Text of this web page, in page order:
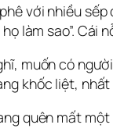
với nhiều
làm sao”. Cái
muốn có
khốc liệt,
quên mất